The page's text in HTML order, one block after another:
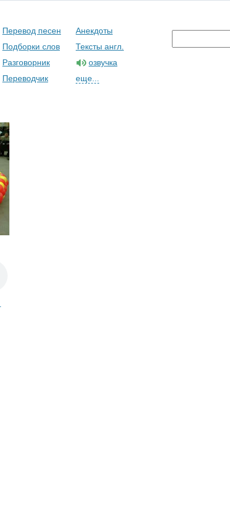
Перевод песен
Подборки слов
Разговорник
Переводчик
Анекдоты
Тексты англ.
озвучка
еще...